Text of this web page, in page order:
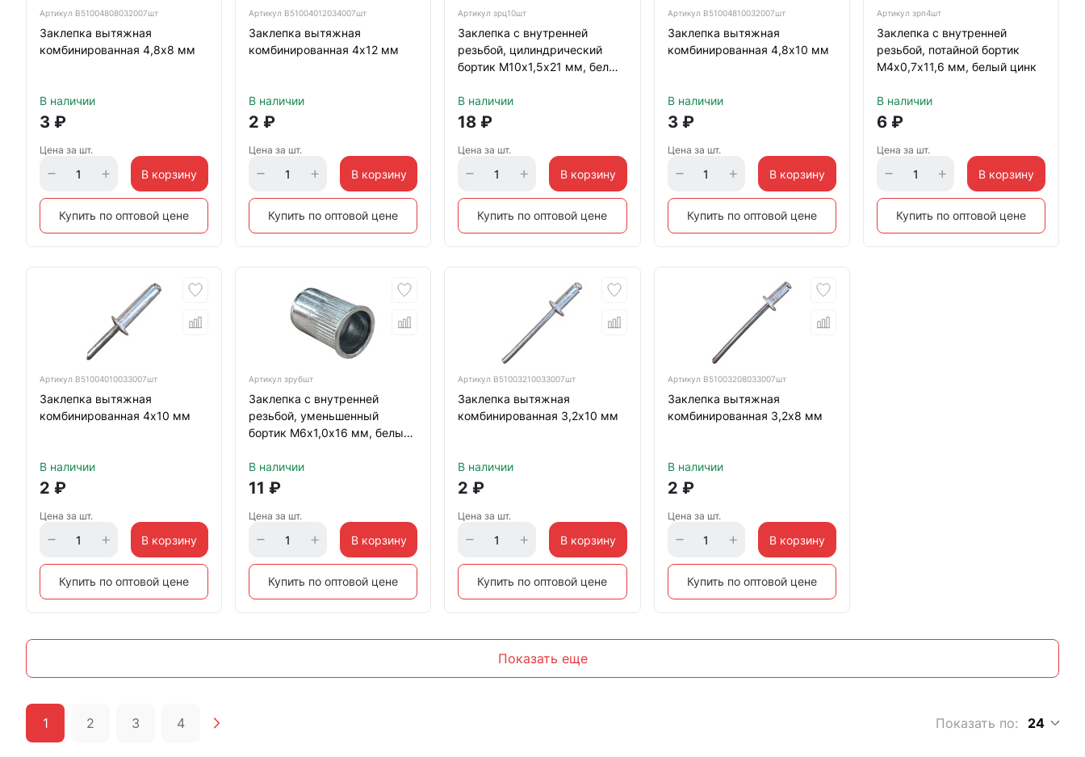
Артикул B51004808032007шт
Заклепка вытяжная
комбинированная 4,8х8 мм
В наличии
3 ₽
Цена за шт.
В корзину
Купить по оптовой цене
Артикул B51004012034007шт
Заклепка вытяжная
комбинированная 4х12 мм
В наличии
2 ₽
Цена за шт.
В корзину
Купить по оптовой цене
Артикулзрц10шт
Заклепка с внутренней
резьбой, цилиндрический
бортик М10х1,5х21 мм, белый
В наличии
18 ₽
Цена за шт.
В корзину
Купить по оптовой цене
Артикул B51004810032007шт
Заклепка вытяжная
комбинированная 4,8х10 мм
В наличии
3 ₽
Цена за шт.
В корзину
Купить по оптовой цене
Артикул зрп4шт
Заклепка с внутренней
резьбой, потайной бортик
М4х0,7х11,6 мм, белый цинк
В наличии
6₽
Цена за шт.
В корзину
Купить по оптовой цене
Артикул B51004010033007шт
Заклепка вытяжная
комбинированная 4х10 мм
В наличии
2 ₽
Цена за шт.
В корзину
Купить по оптовой цене
Артикулзру6шт
Заклепка с внутренней
резьбой, уменьшенный
бортик М6х1,0х16 мм, белый
В наличии
11 ₽
Цена за шт.
В корзину
Купить по оптовой цене
Артикул B51003210033007шт
Заклепка вытяжная
комбинированная 3,2х10 мм
В наличии
2 ₽
Цена за шт.
В корзину
Купить по оптовой цене
Артикул B51003208033007шт
Заклепка вытяжная
комбинированная 3,2х8 мм
В наличии
2 ₽
Цена за шт.
В корзину
Купить по оптовой цене
Показать еще
1 2 3 4 Показать по: 24